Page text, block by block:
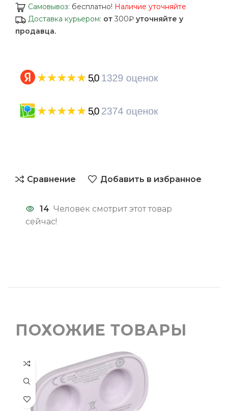
Самовывоз: бесплатно! Наличие уточняйте
Доставка курьером: от 300₽ уточняйте у
продавца.
Сравнение Добавить в избранное
14 Человек смотрит этот товар
сейчас!
ПОХОЖИЕ ТОВАРЫ